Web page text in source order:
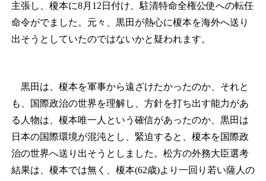
主張し、榎本に8月12日付け、駐清特命全権公使への転任
命令がでました。元々、黒田が熱心に榎本を海外へ送り
出そうとしていたのではないかと疑われます。
黒田は、榎本を軍事から遠ざけたかったのか、それと
も、国際政治の世界を理解し、方針を打ち出す能力があ
る人物は、榎本唯一人という確信があったのか、黒田は
日本の国際環境が混沌とし、緊迫すると、榎本を国際政
治の世界へ送り出そうとしました。松方の外務大臣選考
結果は、榎本では無く、榎本(62歳)より一回り若い薩人の